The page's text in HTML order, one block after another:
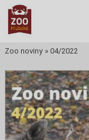
Zoo noviny » 04/2022